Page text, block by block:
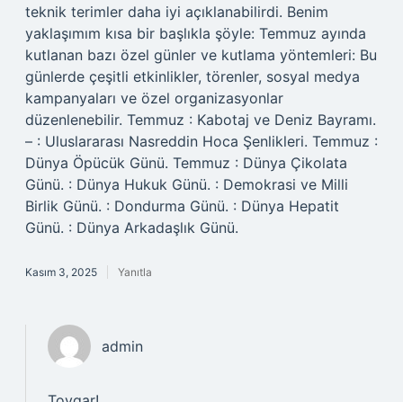
teknik terimler daha iyi açıklanabilirdi. Benim
yaklaşımım kısa bir başlıkla şöyle: Temmuz ayında
kutlanan bazı özel günler ve kutlama yöntemleri: Bu
günlerde çeşitli etkinlikler, törenler, sosyal medya
kampanyaları ve özel organizasyonlar
düzenlenebilir. Temmuz : Kabotaj ve Deniz Bayramı.
– : Uluslararası Nasreddin Hoca Şenlikleri. Temmuz :
Dünya Öpücük Günü. Temmuz : Dünya Çikolata
Günü. : Dünya Hukuk Günü. : Demokrasi ve Milli
Birlik Günü. : Dondurma Günü. : Dünya Hepatit
Günü. : Dünya Arkadaşlık Günü.
Kasım 3, 2025 Yanıtla
admin